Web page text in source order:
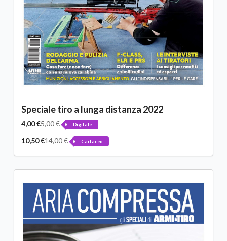
Speciale tiro a lunga distanza 2022
4,00 €5,00 € Digitale
10,50 €14,00 € Cartaceo